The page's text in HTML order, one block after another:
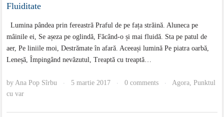
Fluiditate
Lumina pândea prin fereastră Praful de pe fața străină. Aluneca pe
mâinile ei, Se așeza pe oglindă, Făcând-o și mai fluidă. Sta pe patul de
aer, Pe liniile moi, Destrămate în afară. Aceeași lumină Pe piatra oarbă,
Leneșă, Împingând nevăzutul, Treaptă cu treaptă…
by Ana Pop Sîrbu · 5 martie 2017 · 0 comments · Agora ,Punktul
cu var